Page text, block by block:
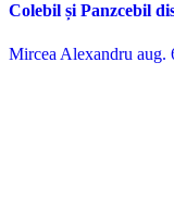
Colebil și Panzcebil
Mircea Alexandru aug.